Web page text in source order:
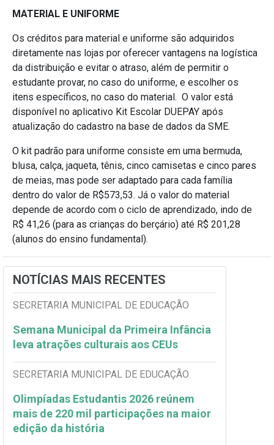
MATERIAL E UNIFORME
Os créditos para material e uniforme são adquiridos
diretamente nas lojas por oferecer vantagens na logística
da distribuição e evitar o atraso, além de permitir o
estudante provar, no caso do uniforme, e escolher os
itens específicos, no caso do material. O valor está
disponível no aplicativo Kit Escolar DUEPAY após
atualização do cadastro na base de dados da SME.
O kit padrão para uniforme consiste em uma bermuda,
blusa, calça, jaqueta, tênis, cinco camisetas e cinco pares
de meias, mas pode ser adaptado para cada família
dentro do valor de R$573,53. Já o valor do material
depende de acordo com o ciclo de aprendizado, indo de
R$ 41,26 (para as crianças do berçário) até R$ 201,28
(alunos do ensino fundamental).
NOTÍCIAS MAIS RECENTES
SECRETARIA MUNICIPAL DE EDUCAÇÃO
Semana Municipal da Primeira Infância
leva atrações culturais aos CEUs
SECRETARIA MUNICIPAL DE EDUCAÇÃO
Olimpíadas Estudantis 2026 reúnem
mais de 220 mil participações na maior
edição da história